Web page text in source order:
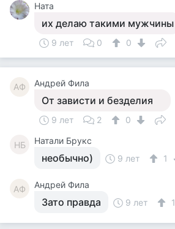
Ната
их делаю такими мужчины
9 лет 0 0
АФ Андрей Фила
От зависти и безделия
9 лет 2 0
НБ Натали Брукс
необычно) 9 лет 1
АФ Андрей Фила
Зато правда 9 лет 1